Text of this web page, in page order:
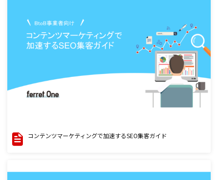
コンテンツマーケティングで加速するSEO集客ガイド